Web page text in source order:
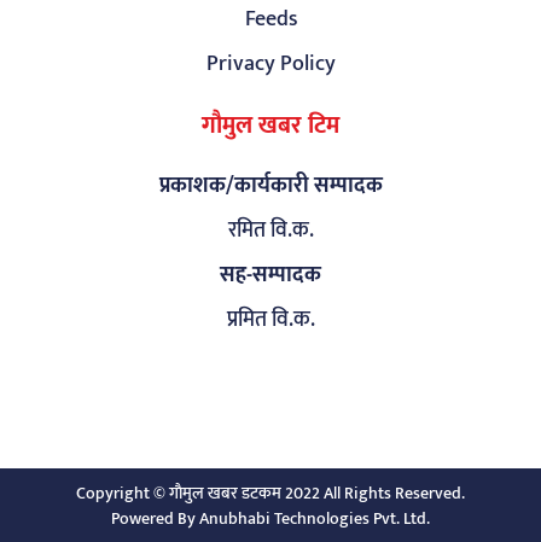
Feeds
Privacy Policy
गौमुल खबर टिम
प्रकाशक/कार्यकारी सम्पादक
रमित वि.क.
सह-सम्पादक
प्रमित वि.क.
Copyright © गाैमुल खबर डटकम 2022 All Rights Reserved.
Powered ByAnubhabi Technologies Pvt. Ltd.